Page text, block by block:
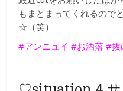
もまとまってくれるので
☆（笑）
#アンニュイ #お洒落 #抜